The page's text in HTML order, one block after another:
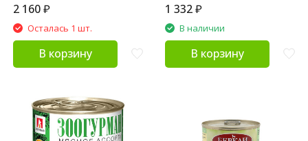
2 160₽
Осталась 1 шт.
В корзину
1 332₽
В наличии
В корзину